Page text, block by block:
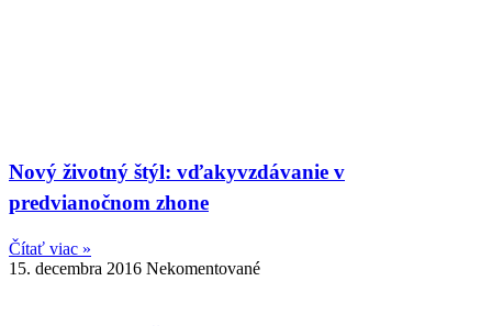
Nový životný štýl: vďakyvzdávanie v
predvianočnom zhone
Čítať viac »
15. decembra 2016 Nekomentované